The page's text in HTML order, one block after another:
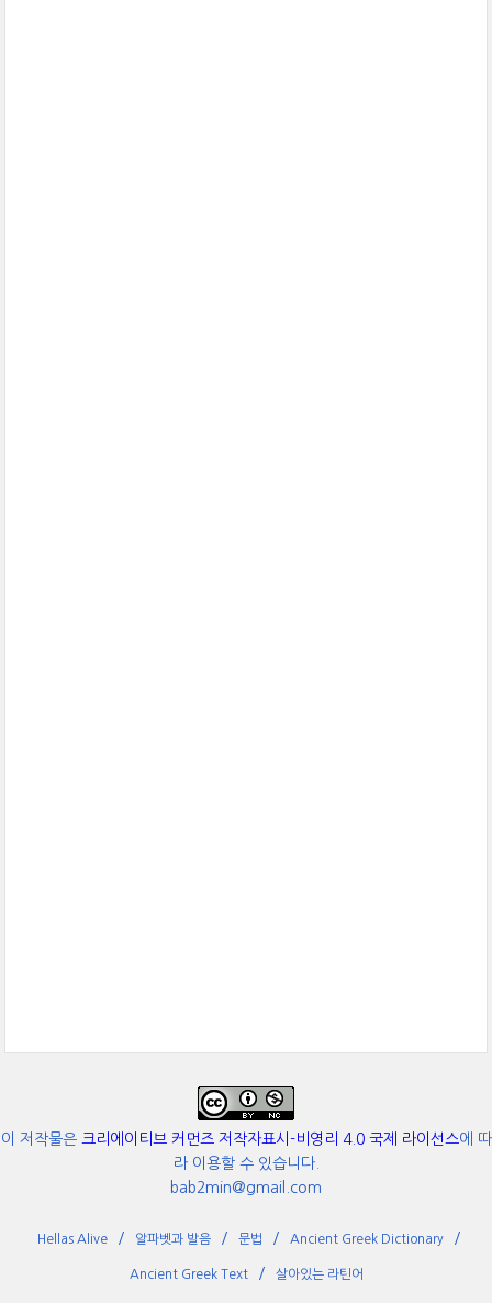
이 저작물은 크리에이티브 커먼즈 저작자표시-비영리 4.0 국제 라이선스에 따
라 이용할 수 있습니다.
bab2min@gmail.com
Hellas Alive 알파벳과 발음 문법 Ancient Greek Dictionary
Ancient Greek Text 살아있는 라틴어